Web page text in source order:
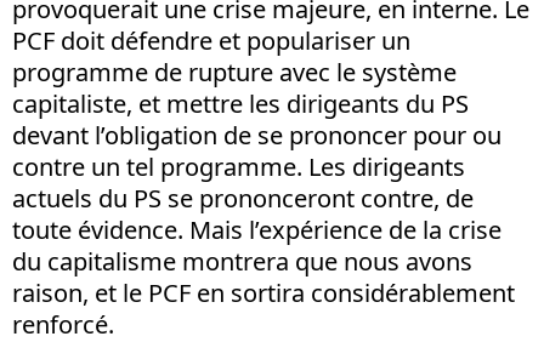
provoquerait une crise majeure, en interne. Le
PCF doit défendre et populariser un
programme de rupture avec le système
capitaliste, et mettre les dirigeants du PS
devant l’obligation de se prononcer pour ou
contre un tel programme. Les dirigeants
actuels du PS se prononceront contre, de
toute évidence. Mais l’expérience de la crise
du capitalisme montrera que nous avons
raison, et le PCF en sortira considérablement
renforcé.